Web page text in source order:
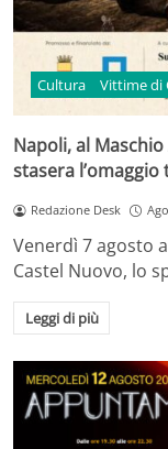
Cultura Vittime di
Napoli, al
stasera
Redazione Desk
Venerdì 7 agosto
Castel Nuovo, lo
Leggi di più